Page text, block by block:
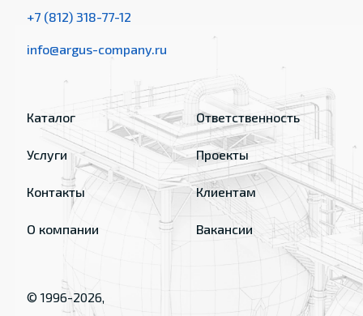
+7 (812) 318-77-12
info@argus-company.ru
Каталог
Услуги
Контакты
О компании
Ответственность
Проекты
Клиентам
Вакансии
© 1996-2026,